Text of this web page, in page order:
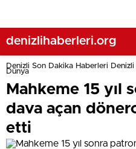
denizlihaberleri.org
Denizli Son Dakika Haberleri
Dünya
Mahkeme 15 yıl
dava açan
etti